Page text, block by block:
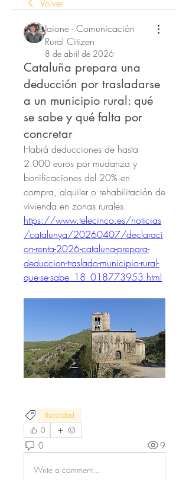
Volver
Jaione - Comunicación
Rural Citizen
8 de abril de 2026
Cataluña prepara una
deducción por trasladarse
a un municipio rural: qué
se sabe y qué falta por
concretar
Habrá deducciones de hasta
2.000 euros por mudanza y
bonificaciones del 20% en
compra, alquiler o rehabilitación de
vivienda en zonas rurales.
https://www.telecinco.es/noticias
/catalunya/20260407/declaraci
on-renta-2026-cataluna-prepara-
deduccion-traslado-municipio-rural-
que-se-sabe_18_018773953.html
fiscalidad
0
0 9
Write a comment...